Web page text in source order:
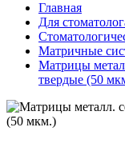
Главная
Для
Матричные
Матрицы
твердые (50